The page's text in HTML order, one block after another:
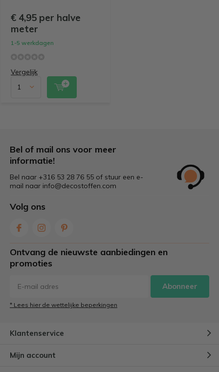
€ 4,95 per halve
meter
1-5 werkdagen
Vergelijk
Bel of mail ons voor meer
informatie!
Bel naar +316 53 28 76 55 of stuur een e-
mail naar info@decostoffen.com
Volg ons
Ontvang de nieuwste aanbiedingen en
promoties
Abonneer
* Lees hier de wettelijke beperkingen
Klantenservice
Mijn account